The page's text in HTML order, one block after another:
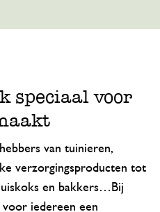
speciaal voor
van tuinieren,
verzorgingsproducten tot
en bakkers…Bij
iedereen een